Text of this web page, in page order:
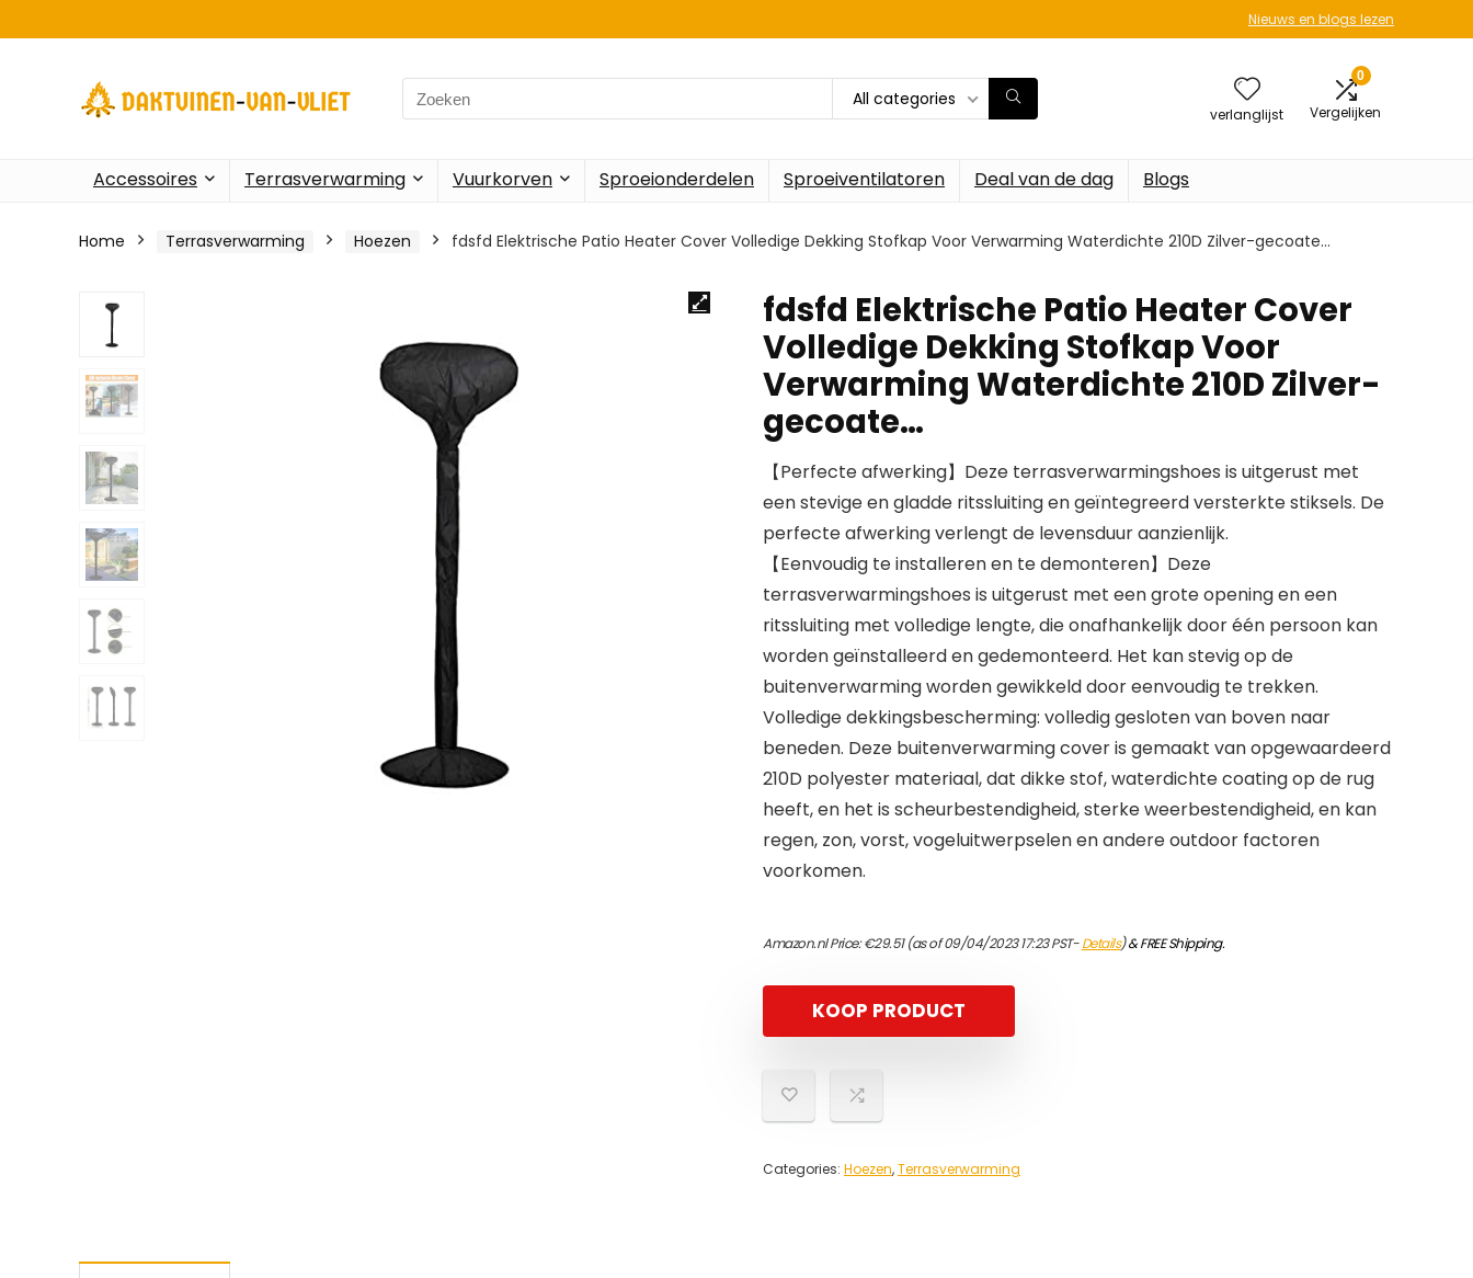
Nieuws en blogs lezen
Search
for:
All categories
verlanglijst
0
Vergelijken
Accessoires Terrasverwarming Vuurkorven Sproeionderdelen Sproeiventilatoren Deal van de dag Blogs
Home Terrasverwarming Hoezen fdsfd Elektrische Patio Heater Cover Volledige Dekking Stofkap Voor Verwarming Waterdichte 210D Zilver-gecoate…
fdsfd Elektrische Patio Heater Cover
Volledige Dekking Stofkap Voor
Verwarming Waterdichte 210D Zilver-
gecoate…
【Perfecte afwerking】Deze terrasverwarmingshoes is uitgerust met
een stevige en gladde ritssluiting en geïntegreerd versterkte stiksels. De
perfecte afwerking verlengt de levensduur aanzienlijk.
【Eenvoudig te installeren en te demonteren】Deze
terrasverwarmingshoes is uitgerust met een grote opening en een
ritssluiting met volledige lengte, die onafhankelijk door één persoon kan
worden geïnstalleerd en gedemonteerd. Het kan stevig op de
buitenverwarming worden gewikkeld door eenvoudig te trekken.
Volledige dekkingsbescherming: volledig gesloten van boven naar
beneden. Deze buitenverwarming cover is gemaakt van opgewaardeerd
210D polyester materiaal, dat dikke stof, waterdichte coating op de rug
heeft, en het is scheurbestendigheid, sterke weerbestendigheid, en kan
regen, zon, vorst, vogeluitwerpselen en andere outdoor factoren
voorkomen.
Amazon.nl Price:€29.51(as of 09/04/2023 17:23 PST-Details)&FREE Shipping.
KOOP PRODUCT
Categories: Hoezen,Terrasverwarming